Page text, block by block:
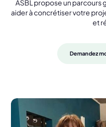
ASBL propose un parcours
aideràconcrétiser votre
et
Demandez